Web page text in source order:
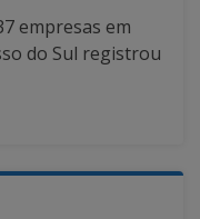
empresas em
do Sul registrou